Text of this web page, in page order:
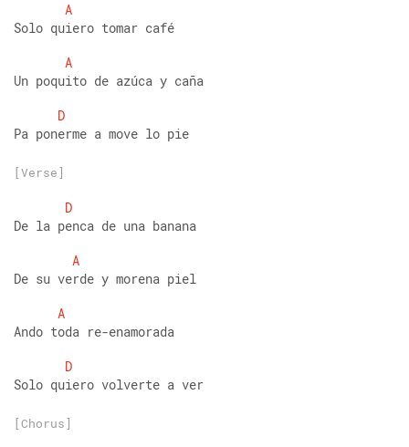
A
Solo quiero tomar café
A
Un poquito de azúca y caña
D
Pa ponerme a move lo pie
[Verse]
D
De la penca de una banana
A
De su verde y morena piel
A
Ando toda re-enamorada
D
Solo quiero volverte a ver
[Chorus]